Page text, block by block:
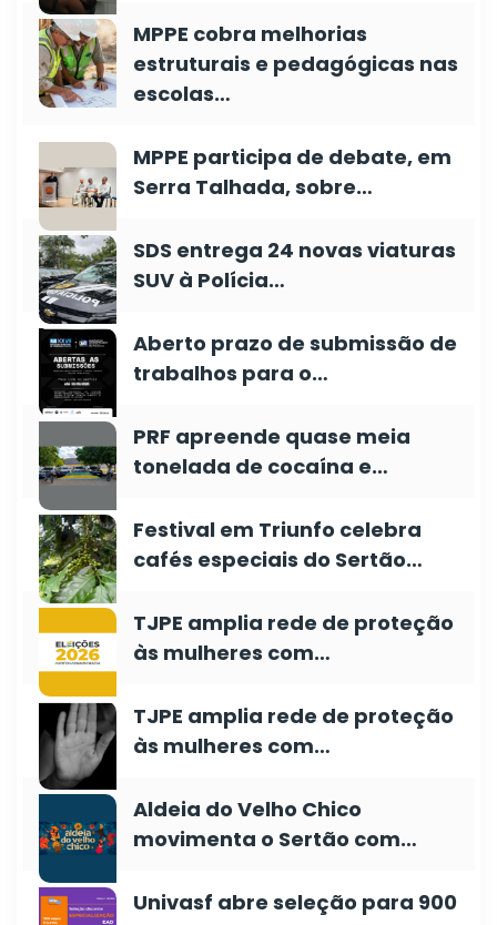
MPPE cobra melhorias
estruturais e pedagógicas nas
escolas…
MPPE participa de debate, em
Serra Talhada, sobre…
SDS entrega 24 novas viaturas
SUV à Polícia…
Aberto prazo de submissão de
trabalhos para o…
PRF apreende quase meia
tonelada de cocaína e…
Festival em Triunfo celebra
cafés especiais do Sertão…
TJPE amplia rede de proteção
às mulheres com…
TJPE amplia rede de proteção
às mulheres com…
Aldeia do Velho Chico
movimenta o Sertão com…
Univasf abre seleção para 900